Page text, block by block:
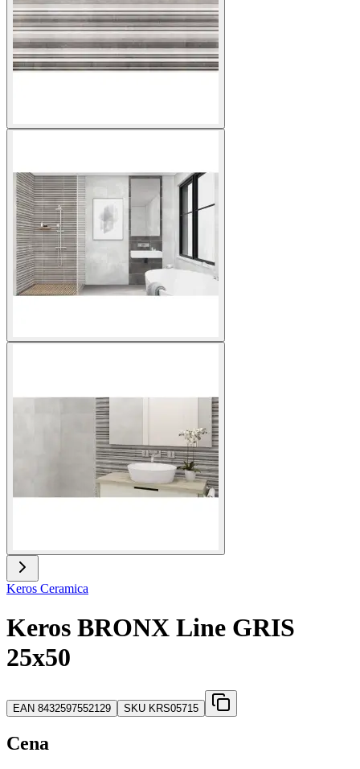
Keros Ceramica
Keros BRONX Line GRIS
25x50
EAN 8432597552129 SKU KRS05715
Cena